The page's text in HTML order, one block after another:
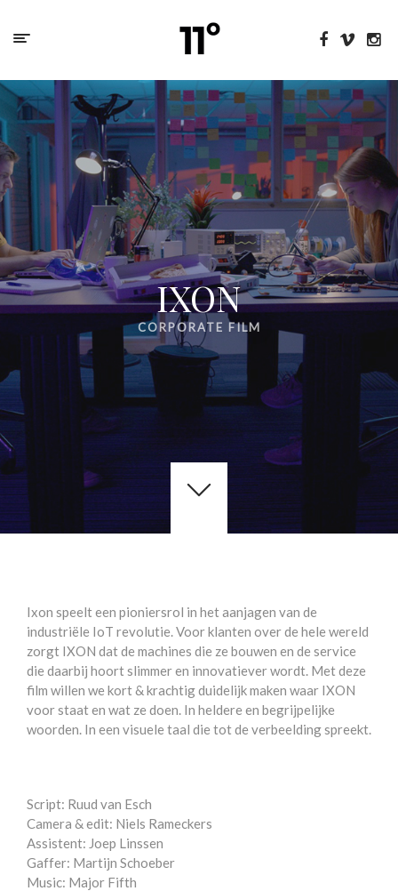
Over Elf Graden
Contact
Grootdorp 67
5815AN Merselo
+31 (0)6 83236786
info@elfgraden.nl
IXON
CORPORATE FILM
Ixon speelt een pioniersrol in het aanjagen van de
industriële IoT revolutie. Voor klanten over de hele wereld
zorgt IXON dat de machines die ze bouwen en de service
die daarbij hoort slimmer en innovatiever wordt. Met deze
film willen we kort & krachtig duidelijk maken waar IXON
voor staat en wat ze doen. In heldere en begrijpelijke
woorden. In een visuele taal die tot de verbeelding spreekt.
Script: Ruud van Esch
Camera & edit: Niels Rameckers
Assistent: Joep Linssen
Gaffer: Martijn Schoeber
Music: Major Fifth